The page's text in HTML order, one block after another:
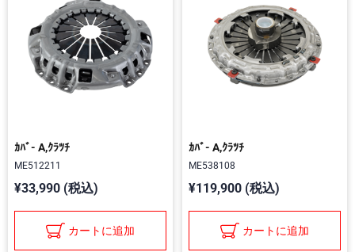
ｶﾊﾞ- A,ｸﾗﾂﾁ
ME512211
¥33,990 (税込)
カートに追加
ｶﾊﾞ- A,ｸﾗﾂﾁ
ME538108
¥119,900 (税込)
カートに追加